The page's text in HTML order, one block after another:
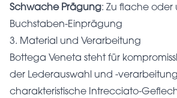
Schwache Prägung: Zu flache oder
Buchstaben-Einprägung
3. Material und Verarbeitung
Bottega Veneta steht für
der Lederauswahl und -
charakteristische Intrecciato-